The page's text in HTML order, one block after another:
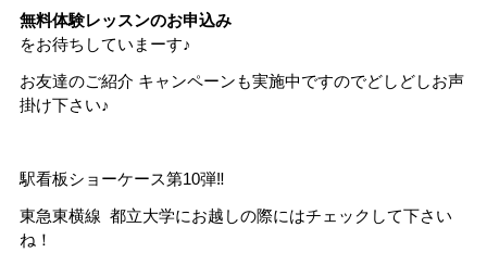
無料体験レッスンのお申込み
をお待ちしていまーす♪
お友達のご紹介 キャンペーンも実施中ですのでどしどしお声
掛け下さい♪
駅看板ショーケース第10弾‼️
東急東横線 都立大学にお越しの際にはチェックして下さい
ね！